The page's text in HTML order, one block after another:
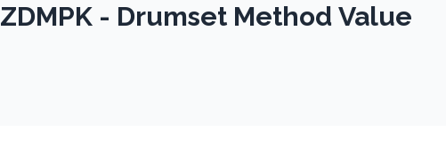
ZDMPK - Drumset Method Value